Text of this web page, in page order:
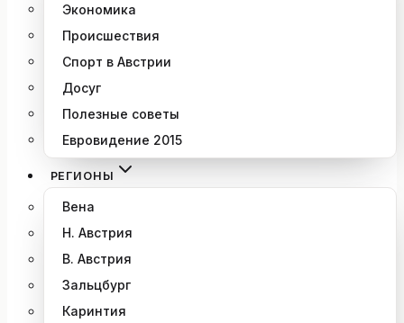
Экономика
Происшествия
Спорт в Австрии
Досуг
Полезные советы
Евровидение 2015
РЕГИОНЫ
Вена
Н. Австрия
В. Австрия
Зальцбург
Каринтия